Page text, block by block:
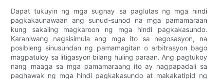
Dapat tukuyin ng mga sugnay sa paglutas ng mga hindi
pagkakaunawaan ang sunud-sunod na mga pamamaraan
kung sakaling magkaroon ng mga hindi pagkakasundo.
Karaniwang nagsisimula ang mga ito sa negosasyon, na
posibleng sinusundan ng pamamagitan o arbitrasyon bago
magpatuloy sa litigasyon bilang huling paraan. Ang pagtukoy
nang maaga sa mga pamamaraang ito ay nagpapadali sa
paghawak ng mga hindi pagkakasundo at makakatipid ng